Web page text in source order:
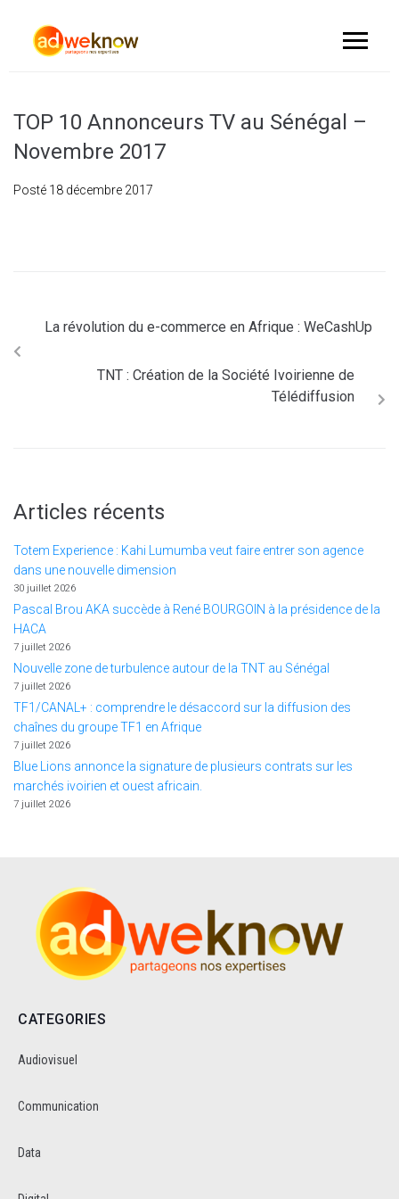
TOP 10 Annonceurs TV au Sénégal –
Novembre 2017
Posté 18 décembre 2017
La révolution du e-commerce en Afrique : WeCashUp
TNT : Création de la Société Ivoirienne de
Télédiffusion
Articles récents
Totem Experience : Kahi Lumumba veut faire entrer son agence
dans une nouvelle dimension
30 juillet 2026
Pascal Brou AKA succède à René BOURGOIN à la présidence de la
HACA
7 juillet 2026
Nouvelle zone de turbulence autour de la TNT au Sénégal
7 juillet 2026
TF1/CANAL+ : comprendre le désaccord sur la diffusion des
chaînes du groupe TF1 en Afrique
7 juillet 2026
Blue Lions annonce la signature de plusieurs contrats sur les
marchés ivoirien et ouest africain.
7 juillet 2026
CATEGORIES
Audiovisuel
Communication
Data